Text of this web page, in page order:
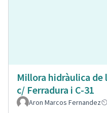
Millora hidràulica de
c/ Ferradura i C-31
Aron Marcos Fernandez